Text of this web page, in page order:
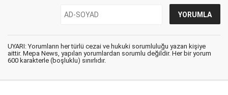
UYARI: Yorumların her türlü cezai ve hukuki sorumluluğu yazan kişiye
aittir. Mepa News, yapılan yorumlardan sorumlu değildir. Her bir yorum
600 karakterle (boşluklu) sınırlıdır.